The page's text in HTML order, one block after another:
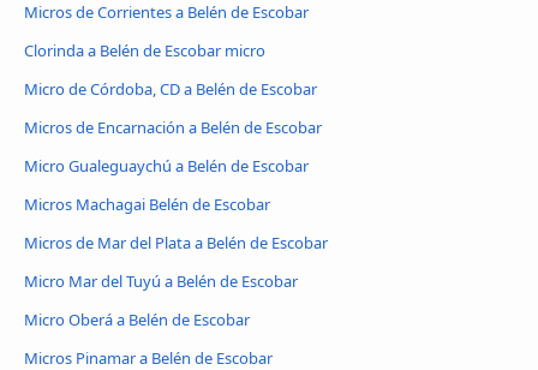
Micros de Corrientes a Belén de Escobar
Clorinda a Belén de Escobar micro
Micro de Córdoba, CD a Belén de Escobar
Micros de Encarnación a Belén de Escobar
Micro Gualeguaychú a Belén de Escobar
Micros Machagai Belén de Escobar
Micros de Mar del Plata a Belén de Escobar
Micro Mar del Tuyú a Belén de Escobar
Micro Oberá a Belén de Escobar
Micros Pinamar a Belén de Escobar